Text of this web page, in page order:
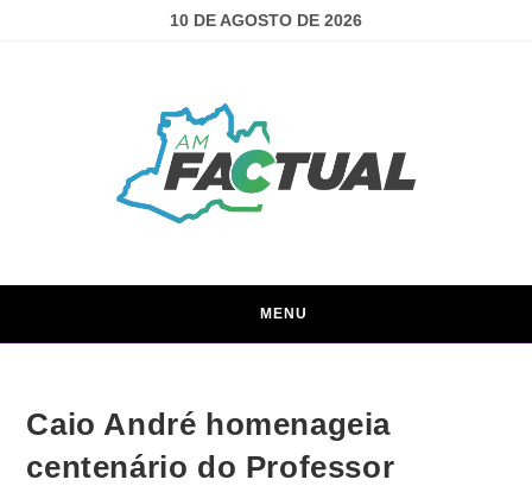
10 DE AGOSTO DE 2026
MENU
Caio André homenageia
centenário do Professor